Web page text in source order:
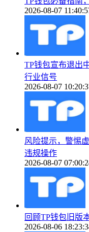
2026-08-07
TP钱包宣布退出
行业信号
2026-08-07
风险提示，警惕
违规操作
2026-08-07
回顾TP钱包旧版
2026-08-06